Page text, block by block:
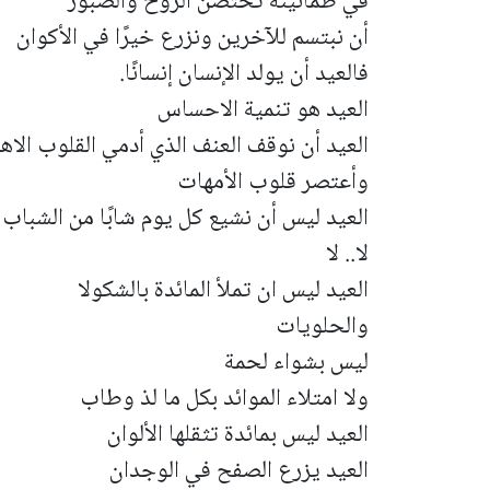
أن نبتسم للآخرين ونزرع خيرًا في الأكوان
فالعيد أن يولد الإنسان إنسانًا.
العيد هو تنمية الاحساس
العيد أن نوقف العنف الذي أدمي القلوب
وأعتصر قلوب الأمهات
العيد ليس أن نشيع كل يوم شابًا من الشباب
لا.. لا
العيد ليس ان تملأ المائدة بالشكولا
والحلويات
ليس بشواء لحمة
ولا امتلاء الموائد بكل ما لذ وطاب
العيد ليس بمائدة تثقلها الألوان
العيد يزرع الصفح في الوجدان